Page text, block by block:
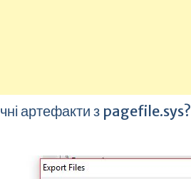
артефакти з pagefile.sys?